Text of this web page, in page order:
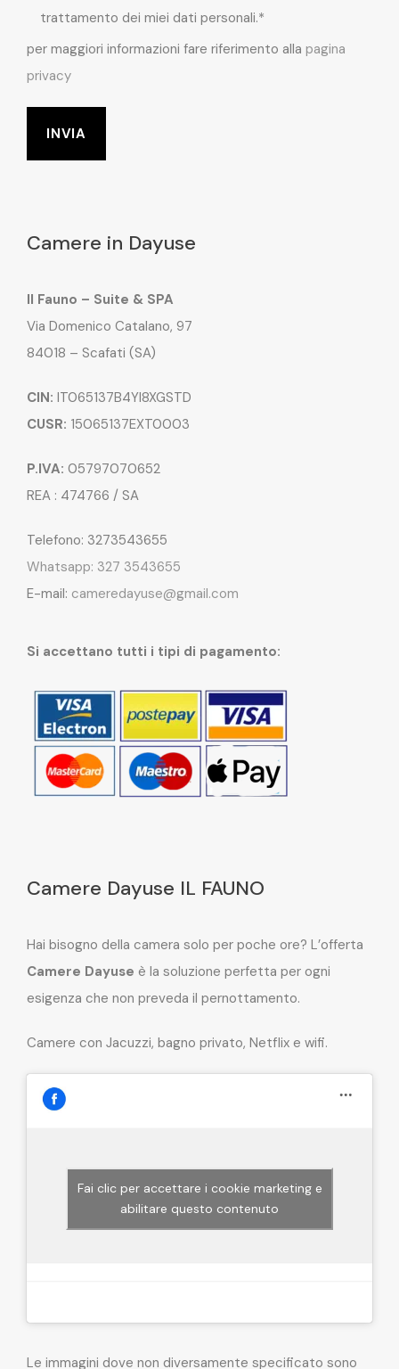
trattamento dei miei dati personali.*
per maggiori informazioni fare riferimento alla pagina
privacy
Camere in Dayuse
Il Fauno – Suite & SPA
Via Domenico Catalano, 97
84018 – Scafati (SA)
CIN: IT065137B4YI8XGSTD
CUSR: 15065137EXT0003
P.IVA: 05797070652
REA : 474766 / SA
Telefono: 3273543655
Whatsapp: 327 3543655
E-mail: cameredayuse@gmail.com
Si accettano tutti i tipi di pagamento:
Camere Dayuse IL FAUNO
Hai bisogno della camera solo per poche ore? L’offerta
Camere Dayuse è la soluzione perfetta per ogni
esigenza che non preveda il pernottamento.
Camere con Jacuzzi, bagno privato, Netflix e wifi.
Fai clic per accettare i cookie marketing e
abilitare questo contenuto
Le immagini dove non diversamente specificato sono